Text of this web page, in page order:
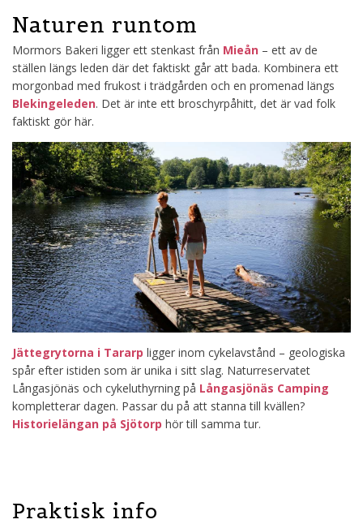
Naturen runtom
Mormors Bakeri ligger ett stenkast från Mieån – ett av de
ställen längs leden där det faktiskt går att bada. Kombinera ett
morgonbad med frukost i trädgården och en promenad längs
Blekingeleden. Det är inte ett broschyrpåhitt, det är vad folk
faktiskt gör här.
Jättegrytorna i Tararp ligger inom cykelavstånd – geologiska
spår efter istiden som är unika i sitt slag. Naturreservatet
Långasjönäs och cykeluthyrning på Långasjönäs Camping
kompletterar dagen. Passar du på att stanna till kvällen?
Historielängan på Sjötorp hör till samma tur.
Praktisk info